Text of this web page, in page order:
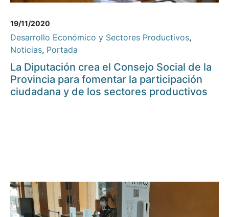
19/11/2020
Desarrollo Económico y Sectores Productivos,
Noticias, Portada
La Diputación crea el Consejo Social de la
Provincia para fomentar la participación
ciudadana y de los sectores productivos